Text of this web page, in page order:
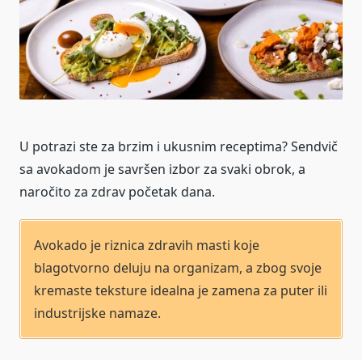
U potrazi ste za brzim i ukusnim receptima? Sendvič
sa avokadom je savršen izbor za svaki obrok, a
naročito za zdrav početak dana.
Avokado je riznica zdravih masti koje
blagotvorno deluju na organizam, a zbog svoje
kremaste teksture idealna je zamena za puter ili
industrijske namaze.